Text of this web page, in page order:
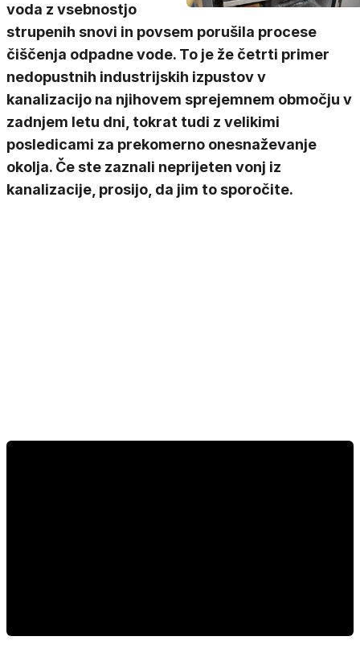
voda z vsebnostjo
strupenih snovi in povsem porušila procese
čiščenja odpadne vode. To je že četrti primer
nedopustnih industrijskih izpustov v
kanalizacijo na njihovem sprejemnem območju v
zadnjem letu dni, tokrat tudi z velikimi
posledicami za prekomerno onesnaževanje
okolja. Če ste zaznali neprijeten vonj iz
kanalizacije, prosijo, da jim to sporočite.